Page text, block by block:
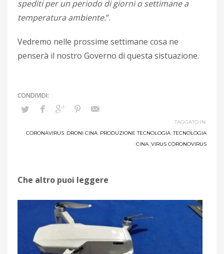
spediti per un periodo di giorni o settimane a
temperatura ambiente.“.
Vedremo nelle prossime settimane cosa ne
penserà il nostro Governo di questa sistuazione.
TAGGATO IN:
CORONAVIRUS, DRONI CINA, PRODUZIONE TECNOLOGIA,TECNOLOGIA
CINA, VIRUS CORONOVIRUS
Che altro puoi leggere